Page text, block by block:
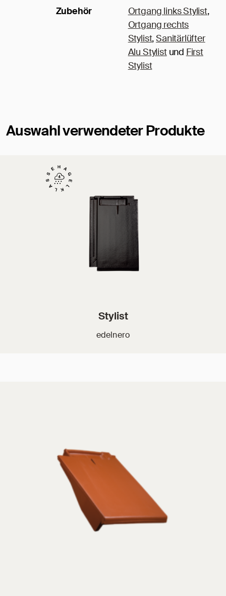
Zubehör Ortgang links Stylist,
Ortgang rechts
Stylist,Sanitärlüfter
Alu Stylistund First
Stylist
Auswahl verwendeter Produkte
Stylist
edelnero